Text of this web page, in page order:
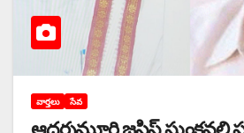
వార్తలు సేవ